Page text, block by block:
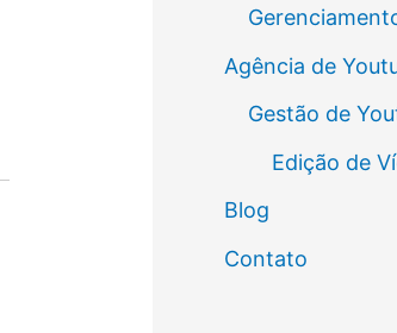
Agência de
Gestão de
Edição de
Blog
Contato